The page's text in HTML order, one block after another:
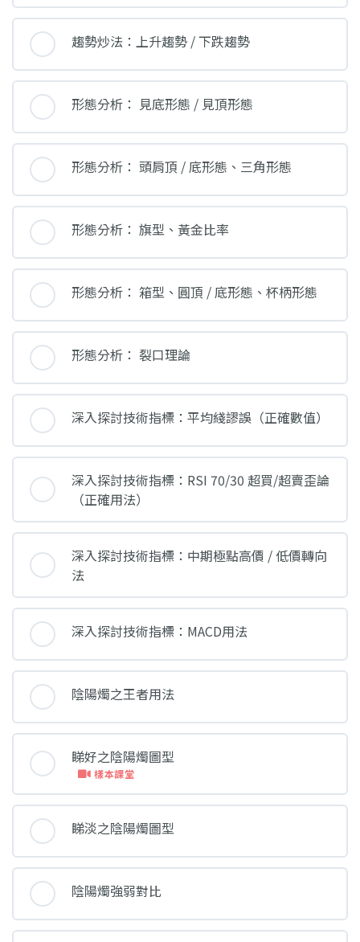
趨勢炒法：上升趨勢 / 下跌趨勢
形態分析： 見底形態 / 見頂形態
形態分析： 頭肩頂 / 底形態、三角形態
形態分析： 旗型、黃金比率
形態分析： 箱型、圓頂 / 底形態、杯柄形態
形態分析： 裂口理論
深入探討技術指標：平均綫謬誤（正確數值）
深入探討技術指標：RSI 70/30 超買/超賣歪論
（正確用法）
深入探討技術指標：中期極點高價 / 低價轉向
法
深入探討技術指標：MACD用法
陰陽燭之王者用法
睇好之陰陽燭圖型
樣本課堂
睇淡之陰陽燭圖型
陰陽燭強弱對比